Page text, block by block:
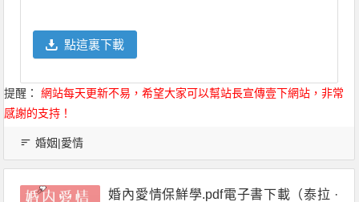
點這裏下載
提醒：
網站每天更新不易，希望大家可以幫站長宣傳壹下網站，非常
感謝的支持！
婚姻|愛情
婚內愛情保鮮學.pdf電子書下載（泰拉 ·